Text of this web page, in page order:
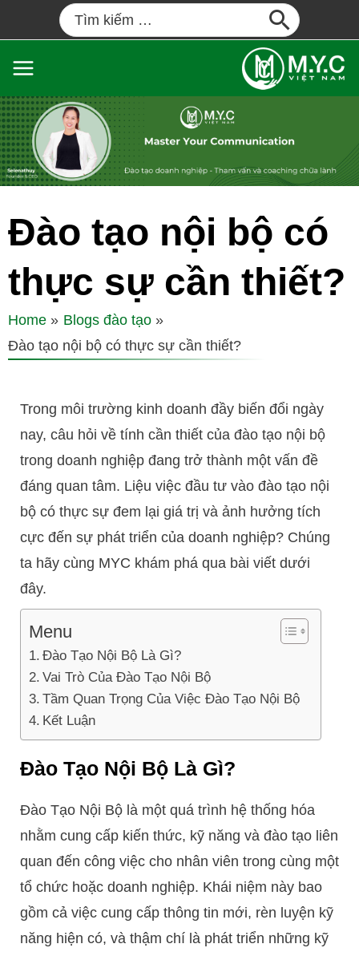
Đào tạo nội bộ có
thực sự cần thiết?
Home
Blogs đào tạo
Đào tạo nội bộ có thực sự cần thiết?
Trong môi trường kinh doanh đầy biến đổi ngày
nay, câu hỏi về tính cần thiết của đào tạo nội bộ
trong doanh nghiệp đang trở thành một vấn đề
đáng quan tâm. Liệu việc đầu tư vào đào tạo nội
bộ có thực sự đem lại giá trị và ảnh hưởng tích
cực đến sự phát triển của doanh nghiệp? Chúng
ta hãy cùng MYC khám phá qua bài viết dưới
đây.
Menu
Đào Tạo Nội Bộ Là Gì?
Vai Trò Của Đào Tạo Nội Bộ
Tầm Quan Trọng Của Việc Đào Tạo Nội Bộ
Kết Luận
Đào Tạo Nội Bộ Là Gì?
Đào Tạo Nội Bộ là một quá trình hệ thống hóa
nhằm cung cấp kiến thức, kỹ năng và đào tạo liên
quan đến công việc cho nhân viên trong cùng một
tổ chức hoặc doanh nghiệp. Khái niệm này bao
gồm cả việc cung cấp thông tin mới, rèn luyện kỹ
năng hiện có, và thậm chí là phát triển những kỹ